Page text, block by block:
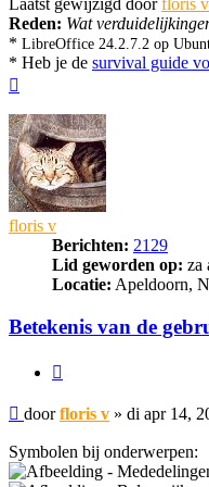
Laatst gewijzigd doorfloris v
Reden: Wat
* LibreOffice 24.2.7.2 op
* Heb je de survival guide
floris v
Berichten: 2129
Lid geworden op: za
Locatie: Apeldoorn,
Betekenis van de
Bericht
doorfloris v » di apr 14,
Symbolen bij onderwerpen:
-